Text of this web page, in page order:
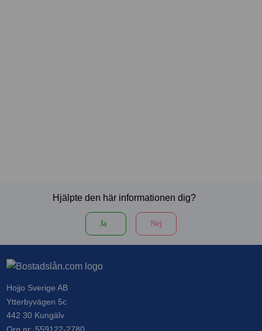
Hjälpte den här informationen dig?
Ja Nej
Hojjo Sverige AB
Ytterbyvägen 5c
442 30 Kungälv